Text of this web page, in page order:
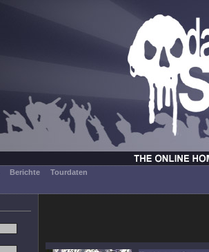
Berichte Tourdaten